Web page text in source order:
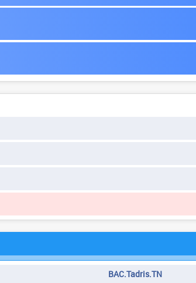
BAC.Tadris.TN